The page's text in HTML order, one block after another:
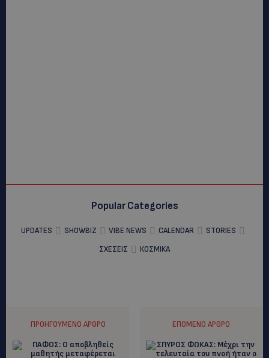
Popular Categories
UPDATES SHOWBIZ VIBE NEWS CALENDAR
STORIES
ΣΧΕΣΕΙΣ
ΚΟΣΜΙΚΑ
ΠΡΟΗΓΟΎΜΕΝΟ ΆΡΘΡΟ ΕΠΌΜΕΝΟ ΆΡΘΡΟ